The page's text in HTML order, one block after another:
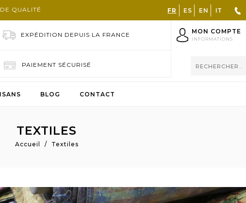
FR ES EN IT
QUALITÉ
MON COMPTE
INFORMATIONS
EXPÉDITION DEPUIS LA FRANCE
PAIEMENT SÉCURISÉ
BLOG CONTACT
TEXTILES
Accueil Textiles